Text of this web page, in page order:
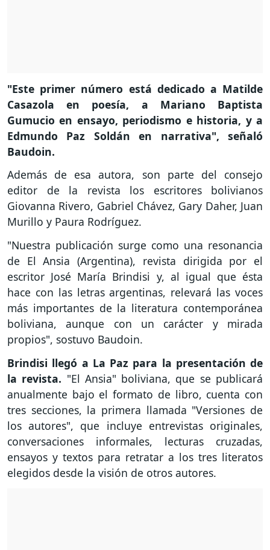
"Este primer número está dedicado a Matilde
Casazola en poesía, a Mariano Baptista
Gumucio en ensayo, periodismo e historia, y a
Edmundo Paz Soldán en narrativa", señaló
Baudoin.
Además de esa autora, son parte del consejo
editor de la revista los escritores bolivianos
Giovanna Rivero, Gabriel Chávez, Gary Daher, Juan
Murillo y Paura Rodríguez.
"Nuestra publicación surge como una resonancia
de El Ansia (Argentina), revista dirigida por el
escritor José María Brindisi y, al igual que ésta
hace con las letras argentinas, relevará las voces
más importantes de la literatura contemporánea
boliviana, aunque con un carácter y mirada
propios", sostuvo Baudoin.
Brindisi llegó a La Paz para la presentación de
la revista. "El Ansia" boliviana, que se publicará
anualmente bajo el formato de libro, cuenta con
tres secciones, la primera llamada "Versiones de
los autores", que incluye entrevistas originales,
conversaciones informales, lecturas cruzadas,
ensayos y textos para retratar a los tres literatos
elegidos desde la visión de otros autores.